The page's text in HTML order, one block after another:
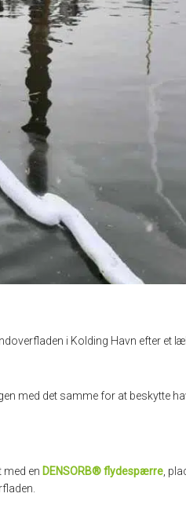
i Kolding Havn efter et
med det samme for at beskytte
med en DENSORB® flydespærre,